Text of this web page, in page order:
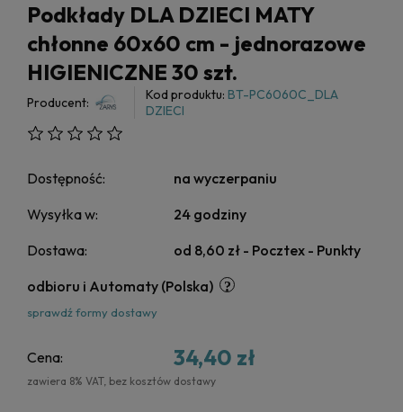
Podkłady DLA DZIECI MATY
chłonne 60x60 cm - jednorazowe
HIGIENICZNE 30 szt.
Producent: Kod produktu: BT-PC6060C_DLA
DZIECI
Dostępność:
na wyczerpaniu
Wysyłka w:
24 godziny
Dostawa:
od 8,60 zł - Pocztex - Punkty
odbioru i Automaty (Polska)
sprawdź formy dostawy
Cena: 34,40 zł
zawiera 8% VAT, bez kosztów dostawy